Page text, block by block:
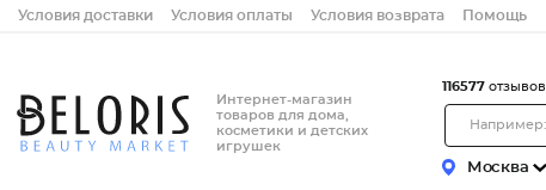
Условия доставки Условия оплаты Условия возврата Помощь
Интернет-магазин
товаров для дома,
косметики и детских
игрушек
Москва
116577 отзывов